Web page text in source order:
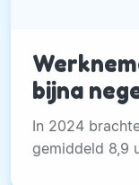
bijna
In 2024
gemiddeld 8,9